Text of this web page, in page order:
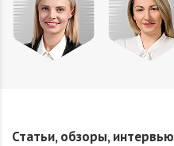
Статьи, обзоры, интервью